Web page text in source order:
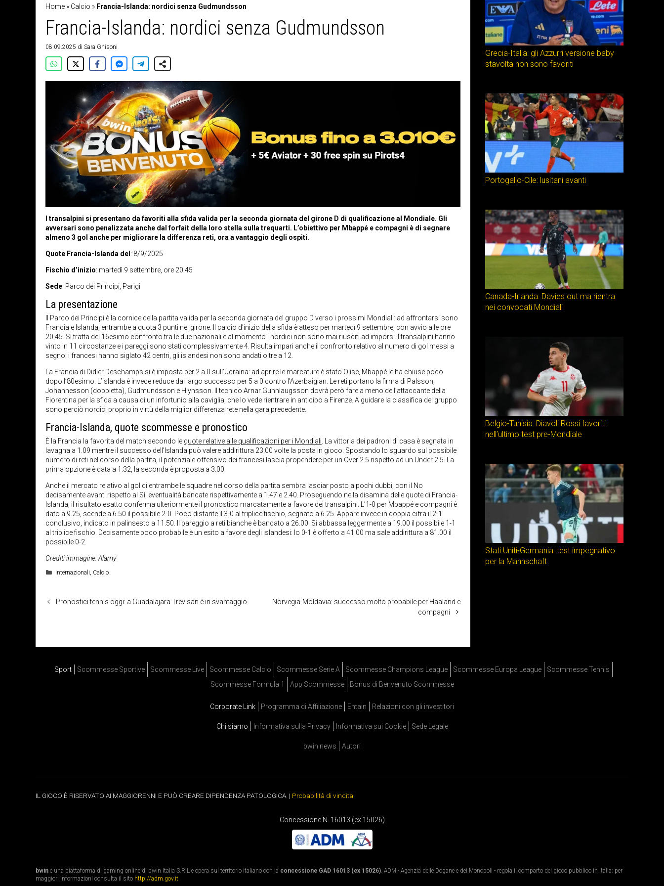
Home » Calcio » Francia-Islanda: nordici senza Gudmundsson
Francia-Islanda: nordici senza Gudmundsson
08.09.2025 di Sara Ghisoni
I transalpini si presentano da favoriti alla sfida valida per la seconda giornata del girone D di qualificazione al Mondiale. Gli
avversari sono penalizzata anche dal forfait della loro stella sulla trequarti. L’obiettivo per Mbappé e compagni è di segnare
almeno 3 gol anche per migliorare la differenza reti, ora a vantaggio degli ospiti.
Quote Francia-Islanda del: 8/9/2025
Fischio d’inizio: martedì 9 settembre, ore 20.45
Sede: Parco dei Principi, Parigi
La presentazione
Il Parco dei Principi è la cornice della partita valida per la seconda giornata del gruppo D verso i prossimi Mondiali: ad affrontarsi sono
Francia e Islanda, entrambe a quota 3 punti nel girone. Il calcio d’inizio della sfida è atteso per martedì 9 settembre, con avvio alle ore
20.45. Si tratta del 16esimo confronto tra le due nazionali e al momento i nordici non sono mai riusciti ad imporsi. I transalpini hanno
vinto in 11 circostanze e i pareggi sono stati complessivamente 4. Risulta impari anche il confronto relativo al numero di gol messi a
segno: i francesi hanno siglato 42 centri, gli islandesi non sono andati oltre a 12.
La Francia di Didier Deschamps si è imposta per 2 a 0 sull’Ucraina: ad aprire le marcature è stato Olise, Mbappé le ha chiuse poco
dopo l’80esimo. L’Islanda è invece reduce dal largo successo per 5 a 0 contro l’Azerbaigian. Le reti portano la firma di Palsson,
Johannesson (doppietta), Gudmundsson e Hlynsson. Il tecnico Arnar Gunnlaugsson dovrà però fare a meno dell’attaccante della
Fiorentina per la sfida a causa di un infortunio alla caviglia, che lo vede rientrare in anticipo a Firenze. A guidare la classifica del gruppo
sono perciò nordici proprio in virtù della miglior differenza rete nella gara precedente.
Francia-Islanda, quote scommesse e pronostico
È la Francia la favorita del match secondo le quote relative alle qualificazioni per i Mondiali . La vittoria dei padroni di casa è segnata in
lavagna a 1.09 mentre il successo dell’Islanda può valere addirittura 23.00 volte la posta in gioco. Spostando lo sguardo sul possibile
numero di reti nel corso della partita, il potenziale offensivo dei francesi lascia propendere per un Over 2.5 rispetto ad un Under 2.5. La
prima opzione è data a 1.32, la seconda è proposta a 3.00.
Anche il mercato relativo al gol di entrambe le squadre nel corso della partita sembra lasciar posto a pochi dubbi, con il No
decisamente avanti rispetto al Sì, eventualità bancate rispettivamente a 1.47 e 2.40. Proseguendo nella disamina delle quote di Francia-
Islanda, il risultato esatto conferma ulteriormente il pronostico marcatamente a favore dei transalpini. L’1-0 per Mbappé e compagni è
dato a 9.25, scende a 6.50 il possibile 2-0. Poco distante il 3-0 al triplice fischio, segnato a 6.25. Appare invece in doppia cifra il 2-1
conclusivo, indicato in palinsesto a 11.50. Il pareggio a reti bianche è bancato a 26.00. Si abbassa leggermente a 19.00 il possibile 1-1
al triplice fischio. Decisamente poco probabile è un esito a favore degli islandesi: lo 0-1 è offerto a 41.00 ma sale addirittura a 81.00 il
possibile 0-2.
Crediti immagine: Alamy
Categorie
Internazionali, Calcio
Pronostici tennis oggi: a Guadalajara Trevisan è in svantaggio
Norvegia-Moldavia: successo molto probabile per Haaland e
compagni
Grecia-Italia: gli Azzurri versione baby
stavolta non sono favoriti
Portogallo-Cile: lusitani avanti
Canada-Irlanda: Davies out ma rientra
nei convocati Mondiali
Belgio-Tunisia: Diavoli Rossi favoriti
nell’ultimo test pre-Mondiale
Stati Uniti-Germania: test impegnativo
per la Mannschaft
Sport Scommesse Sportive Scommesse Live Scommesse Calcio Scommesse Serie A Scommesse Champions League Scommesse Europa League
Scommesse Tennis
Scommesse Formula 1
App Scommesse Bonus di Benvenuto Scommesse
Corporate Link Programma di Affiliazione Entain Relazioni con gli investitori
Chi siamo Informativa sulla Privacy Informativa sui Cookie Sede Legale
bwin news Autori
IL GIOCO È RISERVATO AI MAGGIORENNI E PUÒ CREARE DIPENDENZA PATOLOGICA. | Probabilità di vincita
Concessione N. 16013 (ex 15026)
bwin è una piattaforma di gaming online di bwin Italia S.R.L e opera sul territorio italiano con la concessione GAD 16013 (ex 15026). ADM - Agenzia delle Dogane e dei Monopoli - regola il comparto del gioco pubblico in Italia: per
maggiori informazioni consulta il sito http://adm.gov.it